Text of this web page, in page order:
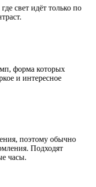
свет идёт только по
форма которых
и интересное
поэтому обычно
Подходят
часы.